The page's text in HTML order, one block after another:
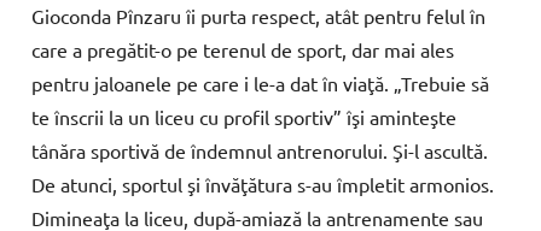
Gioconda Pînzaru îi purta respect,atât pentru felul în
carea pregătit-o pe terenuldesport,dar maiales
pentru jaloanele pecare i le-adat în viaţă. „Trebuiesă
teînscrii la un liceucu profilsportiv” îşiaminteşte
tânărasportivădeîndemnul antrenorului.Şi-lascultă.
Deatunci,sportulşiînvăţătura s-auîmpletitarmonios.
Dimineaţa la liceu,după-amiază laantrenamentesau